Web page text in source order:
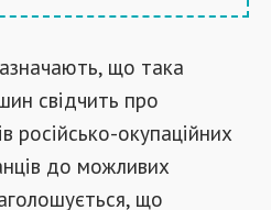
що така
свідчить про
російсько-окупаційних
до можливих
що